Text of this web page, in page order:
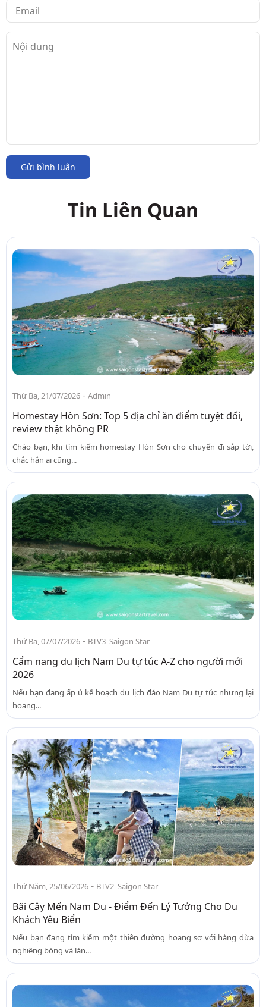
Gửi bình luận
Tin Liên Quan
Thứ Ba, 21/07/2026 - Admin
Homestay Hòn Sơn: Top 5 địa chỉ ăn điểm tuyệt đối,
review thật không PR
Chào bạn, khi tìm kiếm homestay Hòn Sơn cho chuyến đi sắp tới,
chắc hẳn ai cũng...
Thứ Ba, 07/07/2026 - BTV3_Saigon Star
Cẩm nang du lịch Nam Du tự túc A-Z cho người mới
2026
Nếu bạn đang ấp ủ kế hoạch du lịch đảo Nam Du tự túc nhưng lại
hoang...
Thứ Năm, 25/06/2026 - BTV2_Saigon Star
Bãi Cây Mến Nam Du - Điểm Đến Lý Tưởng Cho Du
Khách Yêu Biển
Nếu bạn đang tìm kiếm một thiên đường hoang sơ với hàng dừa
nghiêng bóng và làn...